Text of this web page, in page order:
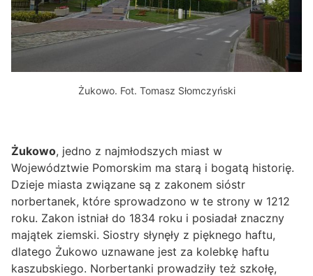
Żukowo. Fot. Tomasz Słomczyński
Żukowo, jedno z najmłodszych miast w
Województwie Pomorskim ma starą i bogatą historię.
Dzieje miasta związane są z zakonem sióstr
norbertanek, które sprowadzono w te strony w 1212
roku. Zakon istniał do 1834 roku i posiadał znaczny
majątek ziemski. Siostry słynęły z pięknego haftu,
dlatego Żukowo uznawane jest za kolebkę haftu
kaszubskiego. Norbertanki prowadziły też szkołę,